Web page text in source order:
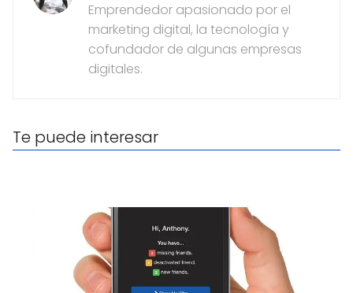
Emprendedor apasionado por el
marketing digital, la tecnología y
cofundador de algunas empresas
digitales.
Te puede interesar